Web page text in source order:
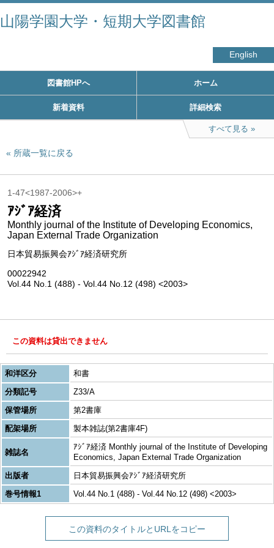
山陽学園大学・短期大学図書館
English
図書館HPへ ホーム
新着資料 詳細検索
すべて見る
所蔵一覧に戻る
1-47<1987-2006>+
ｱｼﾞｱ経済
Monthly journal of the Institute of Developing Economics,
Japan External Trade Organization
日本貿易振興会ｱｼﾞｱ経済研究所
00022942
Vol.44 No.1 (488) - Vol.44 No.12 (498) <2003>
この資料は貸出できません
和洋区分
和書
分類記号
Z33/A
保管場所
第2書庫
配架場所
製本雑誌(第2書庫4F)
雑誌名
ｱｼﾞｱ経済 Monthly journal of the Institute of Developing
Economics, Japan External Trade Organization
出版者
日本貿易振興会ｱｼﾞｱ経済研究所
巻号情報1
Vol.44 No.1 (488) - Vol.44 No.12 (498) <2003>
この資料のタイトルとURLをコピー